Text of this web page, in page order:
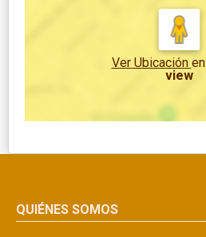
Ver Ubicación en
view
QUIÉNES SOMOS